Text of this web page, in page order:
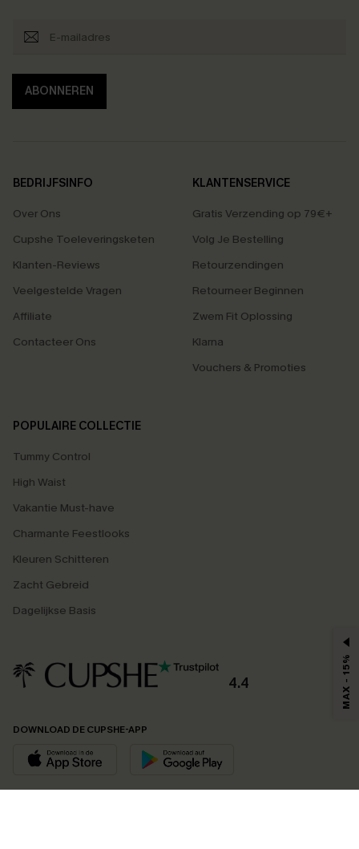
ABONNEREN
BEDRIJFSINFO
Over Ons
Cupshe Toeleveringsketen
Klanten-Reviews
Veelgestelde Vragen
Affiliate
Contacteer Ons
KLANTENSERVICE
Gratis Verzending op 79€+
Volg Je Bestelling
Retourzendingen
Retourneer Beginnen
Zwem Fit Oplossing
Klarna
Vouchers & Promoties
POPULAIRE COLLECTIE
Tummy Control
High Waist
Vakantie Must-have
Charmante Feestlooks
Kleuren Schitteren
Zacht Gebreid
Dagelijkse Basis
4.4
DOWNLOAD DE CUPSHE-APP
MAX - 15%